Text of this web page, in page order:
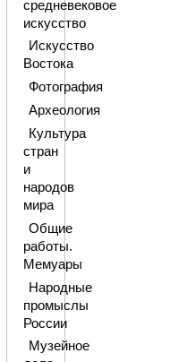
средневековое
искусство
Искусство
Востока
Фотография
Археология
Культура
стран
и
народов
мира
Общие
работы.
Мемуары
Народные
промыслы
России
Музейное